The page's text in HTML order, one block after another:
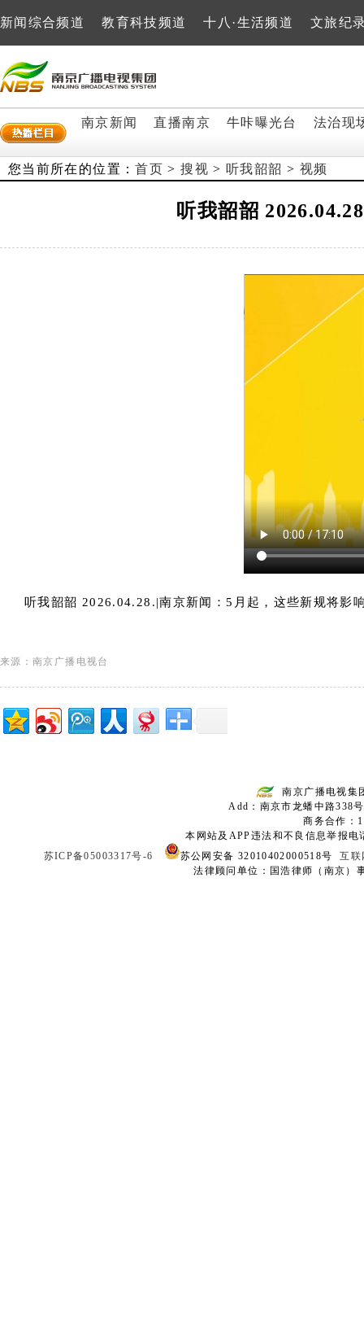
新闻综合频道 教育科技频道 十八·生活频道 文旅纪
南京新闻 直播南京 牛咔曝光台 法治现
您当前所在的位置：首页 >搜视 > 听我韶韶 > 视频
听我韶韶
听我韶韶 2026.04.28.|南京新闻：5月起，这些新规将影
来源：南京广播电视台
南京广播电视集
Add：南京市龙蟠中路
商务合作：
本网站及APP违法和不良信息举报
苏ICP备05003317号-6
苏公网安备 32010402000518号互联
法律顾问单位：国浩律师（南京）